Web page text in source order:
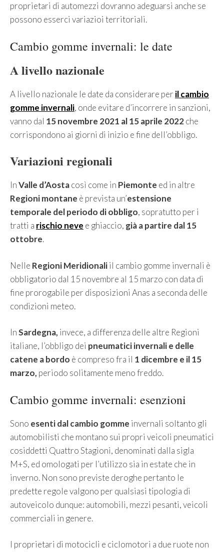
proprietari di automezzi dovranno adeguarsi anche se
possono esserci variazioi territoriali.
Cambio gomme invernali: le date
A livello nazionale
A livello nazionale le date da considerare per il cambio
gomme invernali, onde evitare d’incorrere in sanzioni,
vanno dal 15 novembre 2021 al 15 aprile 2022che
corrispondono ai giorni di inizio e fine dell’obbligo.
Variazioni regionali
InValle d’Aostacosì come in Piemonte ed in altre
Regioni montane è prevista un’estensione
temporale del periodo di obbligo, sopratutto per i
tratti a rischio neve e ghiaccio, già a partire dal 15
ottobre.
Nelle Regioni Meridionaliil cambio gomme invernali è
obbligatorio dal 15 novembre al 15 marzo con data di
fine prorogabile per disposizioni Anas a seconda delle
condizioni meteo.
InSardegna, invece, a differenza delle altre Regioni
italiane, l’obbligo dei pneumatici invernali e delle
catene a bordo è compreso fra il 1 dicembre e il 15
marzo, periodo solitamente meno freddo.
Cambio gomme invernali: esenzioni
Sono esenti dal cambio gomme invernali soltanto gli
automobilisti che montano sui propri veicoli pneumatici
cosiddetti Quattro Stagioni, denominati dalla sigla
M+S, ed omologati per l’utilizzo sia in estate che in
inverno. Non sono previste deroghe pertanto le
predette regole valgono per qualsiasi tipologia di
autoveicolo dunque: automobili, mezzi pesanti, veicoli
commerciali in genere.
I proprietari di motocicli e ciclomotori a due ruote non